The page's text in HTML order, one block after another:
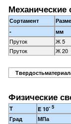
Механические
Сортамент
-
мм
Пруток Ж 5
Пруток Ж 20
Физические
T E 10- 5
Град
МПа